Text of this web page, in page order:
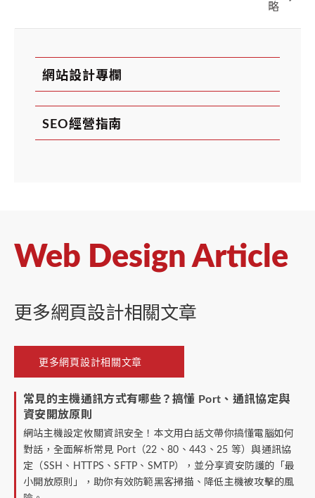
略
網站設計專欄
SEO經營指南
Web Design Article
更多網頁設計相關文章
更多網頁設計相關文章
常見的主機通訊方式有哪些？搞懂 Port、通訊協定與
資安開放原則
網站主機設定攸關資訊安全！本文用白話文帶你搞懂電腦如何
對話，全面解析常見 Port（22、80、443、25 等）與通訊協
定（SSH、HTTPS、SFTP、SMTP），並分享資安防護的「最
小開放原則」，助你有效防範黑客掃描、降低主機被攻擊的風